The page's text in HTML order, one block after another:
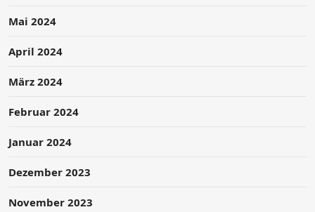
Mai 2024
April 2024
März 2024
Februar 2024
Januar 2024
Dezember 2023
November 2023